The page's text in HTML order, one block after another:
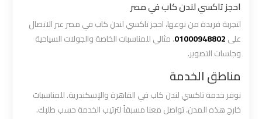
احجز تاكسي لندن كاب في مصر
لتجربة فريدة من نوعها، احجز تاكسي لندن كاب في مصر عبر الاتصال
على01000948802. مثالي للمناسبات الخاصة والجولات السياحية
وجلسات التصوير.
مناطق الخدمة
نوفر خدمة تاكسي لندن كاب في القاهرة والإسكندرية. للمناسبات
خارج هذه المدن، تواصل معنا مسبقاً لترتيب الخدمة حسب طلبك.
الأحمر
القاهرة
ليموزين
السخنة